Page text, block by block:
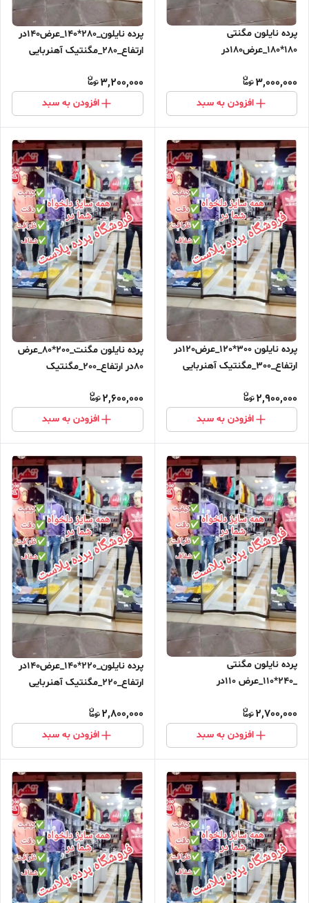
پرده نایلون مگنتی
180*180_عرض180در
مغناطیسی ارسال رایگان
3,000,000
افزودن به سبد
پرده نایلون_280*140_عرض140در
ارتفاع_280_مگنتیک آهنربایی
3,200,000
افزودن به سبد
پرده نایلون 300*120_عرض120در
ارتفاع_300_مگنتیک آهنربایی
2,900,000
افزودن به سبد
پرده نایلون مگنت_200*80_عرض
80در ارتفاع_200_مگنتیک
2,600,000
افزودن به سبد
پرده نایلون مگنتی
_240*110_عرض 110در
مغناطیسی ارسال رایگان
2,700,000
افزودن به سبد
پرده نایلون_220*140_عرض140در
ارتفاع_220_مگنتیک آهنربایی
2,800,000
افزودن به سبد